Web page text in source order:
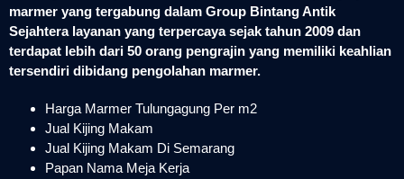
marmer yang tergabung dalam Group Bintang Antik
Sejahtera layanan yang terpercaya sejak tahun 2009 dan
terdapat lebih dari 50 orang pengrajin yang memiliki keahlian
tersendiri dibidang pengolahan marmer.
Harga Marmer Tulungagung Per m2
Jual Kijing Makam
Jual Kijing Makam Di Semarang
Papan Nama Meja Kerja